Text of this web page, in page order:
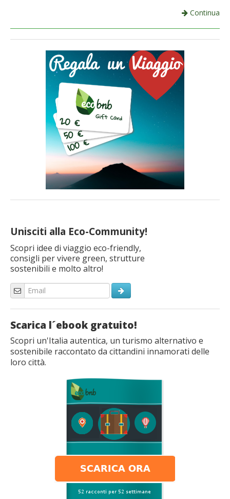
Continua
Unisciti alla Eco-Community!
Scopri idee di viaggio eco-friendly,
consigli per vivere green, strutture
sostenibili e molto altro!
Scarica l´ebook gratuito!
Scopri un'Italia autentica, un turismo alternativo e
sostenibile raccontato da cittandini innamorati delle
loro città.